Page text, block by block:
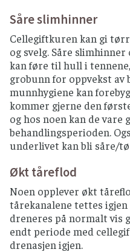
Såre slimhinner
Cellegiftkuren kan gi
og svelg. Såre
kan føre til hull i
grobunn for oppvekst av
munnhygiene kan
kommer gjerne den
og hos noen kan de vare
behandlingsperioden.
underlivet kan bli såre/
Økt tåreflod
Noen opplever økt
tårekanalene tettes
dreneres på normalt vis
endt periode med
drenasjen igjen.